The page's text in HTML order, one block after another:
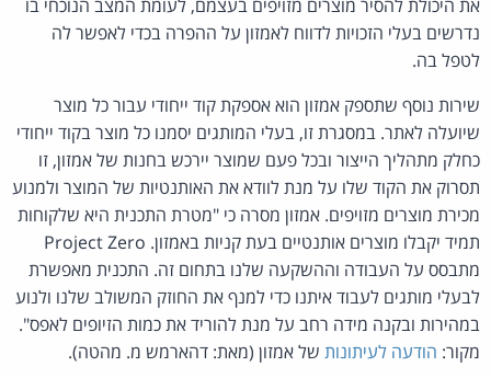
את היכולת להסיר מוצרים מזויפים בעצמם, לעומת המצב הנוכחי בו
נדרשים בעלי הזכויות לדווח לאמזון על ההפרה בכדי לאפשר לה
לטפל בה.
שירות נוסף שתספק אמזון הוא אספקת קוד ייחודי עבור כל מוצר
שיועלה לאתר. במסגרת זו, בעלי המותגים יסמנו כל מוצר בקוד ייחודי
כחלק מתהליך הייצור ובכל פעם שמוצר יירכש בחנות של אמזון, זו
תסרוק את הקוד שלו על מנת לוודא את האותנטיות של המוצר ולמנוע
מכירת מוצרים מזויפים. אמזון מסרה כי "מטרת התכנית היא שלקוחות
תמיד יקבלו מוצרים אותנטיים בעת קניות באמזון. Project Zero
מתבסס על העבודה וההשקעה שלנו בתחום זה. התכנית מאפשרת
לבעלי מותגים לעבוד איתנו כדי למנף את החוזק המשולב שלנו ולנוע
במהירות ובקנה מידה רחב על מנת להוריד את כמות הזיופים לאפס".
מקור: הודעה לעיתונות של אמזון (מאת: דהארמש מ. מהטה).